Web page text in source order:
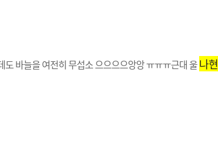
바늘을 여전히 무섭소 으으으으앙앙 ㅠㅠㅠ근대 울나현